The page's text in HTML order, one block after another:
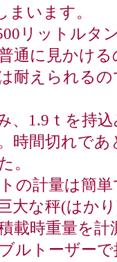
まいます。
リットルタ
通に見かける
耐えられるの
、1.9ｔを持込
時間切れであ
。
の計量は簡単
大な秤(はか
載時重量を計
ルトーザーで